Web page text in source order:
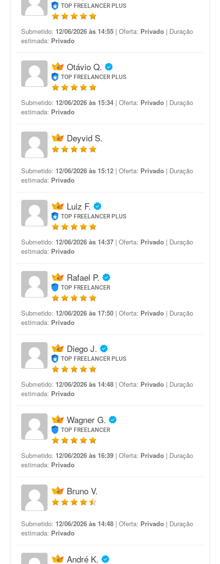
TOP FREELANCER PLUS
Submetido: 12/06/2026 às 14:55 | Oferta: Privado | Duração
estimada: Privado
Otávio Q.
TOP FREELANCER PLUS
Submetido: 12/06/2026 às 15:34 | Oferta: Privado | Duração
estimada: Privado
Deyvid S.
Submetido: 12/06/2026 às 15:12 | Oferta: Privado | Duração
estimada: Privado
Luiz F.
TOP FREELANCER PLUS
Submetido: 12/06/2026 às 14:37 | Oferta: Privado | Duração
estimada: Privado
Rafael P.
TOP FREELANCER
Submetido: 12/06/2026 às 17:50 | Oferta: Privado | Duração
estimada: Privado
Diego J.
TOP FREELANCER PLUS
Submetido: 12/06/2026 às 14:48 | Oferta: Privado | Duração
estimada: Privado
Wagner G.
TOP FREELANCER
Submetido: 12/06/2026 às 16:39 | Oferta: Privado | Duração
estimada: Privado
Bruno V.
Submetido: 12/06/2026 às 14:48 | Oferta: Privado | Duração
estimada: Privado
André K.